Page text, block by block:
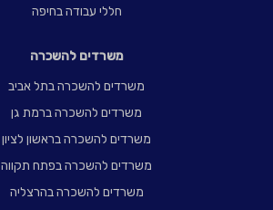
חללי עבודה בחיפה
משרדים להשכרה
משרדים להשכרה בתל אביב
משרדים להשכרה ברמת גן
משרדים להשכרה בראשון לציון
משרדים להשכרה בפתח תקווה
משרדים להשכרה בהרצליה